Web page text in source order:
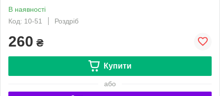
В наявності
Код: 10-51
Роздріб
260 ₴
Купити
або